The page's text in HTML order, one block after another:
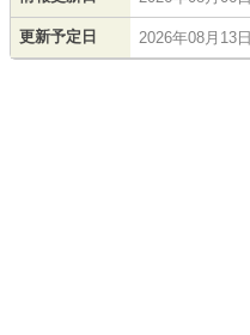
更新予定日 2026年08月13日